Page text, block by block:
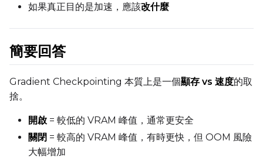
如果真正目的是加速，應該改什麼
簡要回答
Gradient Checkpointing 本質上是一個顯存 vs 速度的取
捨。
開啟 = 較低的 VRAM 峰值，通常更安全
關閉 = 較高的 VRAM 峰值，有時更快，但 OOM 風險
大幅增加